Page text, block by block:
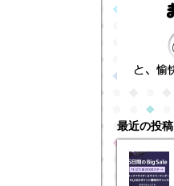
最近の投稿